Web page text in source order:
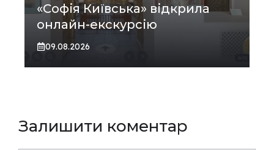
«Софія Київська» відкрила
онлайн-екскурсію
09.08.2026
Залишити коментар